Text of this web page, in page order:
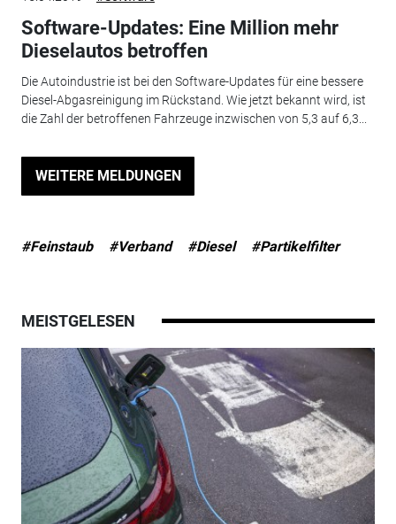
Software-Updates: Eine Million mehr
Dieselautos betroffen
Die Autoindustrie ist bei den Software-Updates für eine bessere
Diesel-Abgasreinigung im Rückstand. Wie jetzt bekannt wird, ist
die Zahl der betroffenen Fahrzeuge inzwischen von 5,3 auf 6,3...
WEITERE MELDUNGEN
#Feinstaub #Verband #Diesel #Partikelfilter
MEISTGELESEN